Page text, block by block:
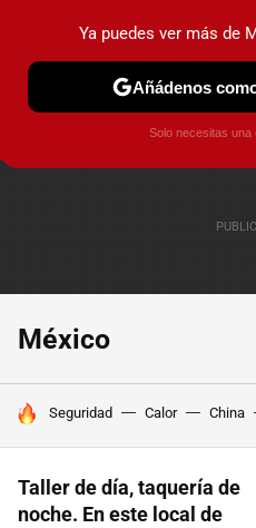
PRUEBAS COCHES
México
HOY SE HABLA DE
Seguridad Calor China
Taller de día, taquería de
noche. En este local de
Ya puedes ver más de
Añádenos
Solo necesitas una